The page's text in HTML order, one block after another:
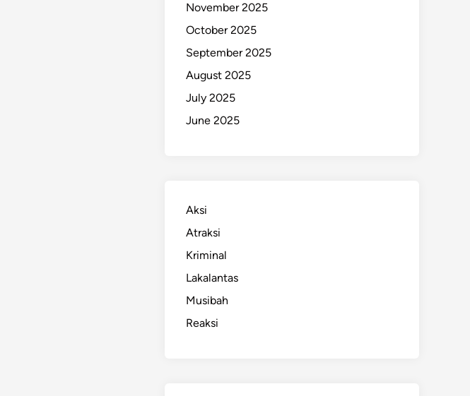
November 2025
October 2025
September 2025
August 2025
July 2025
June 2025
Aksi
Atraksi
Kriminal
Lakalantas
Musibah
Reaksi